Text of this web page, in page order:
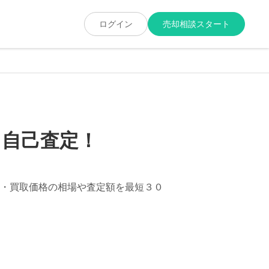
ログイン 売却相談スタート
己査定！
買取価格の相場や査定額を最短３０